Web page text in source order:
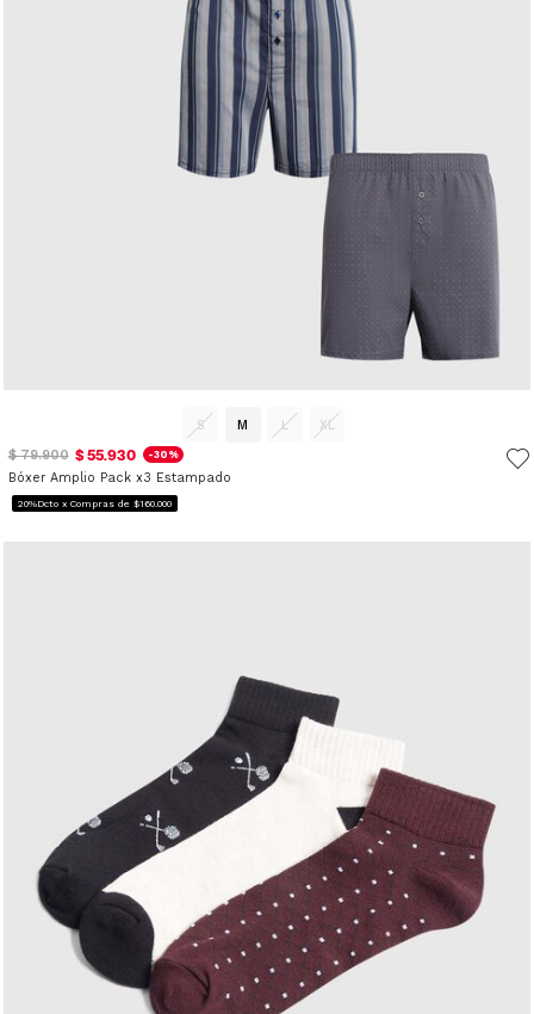
S M L
XL
$ 79.900 $ 55.930 -30%
Bóxer Amplio Pack x3 Estampado
20%Dcto x Compras de $160.000